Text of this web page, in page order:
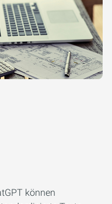
können